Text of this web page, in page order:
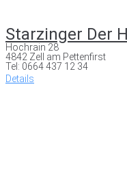
Starzinger Der
Hochrain 28
4842 Zell am Pettenfirst
Tel: 0664 437 12 34
Details